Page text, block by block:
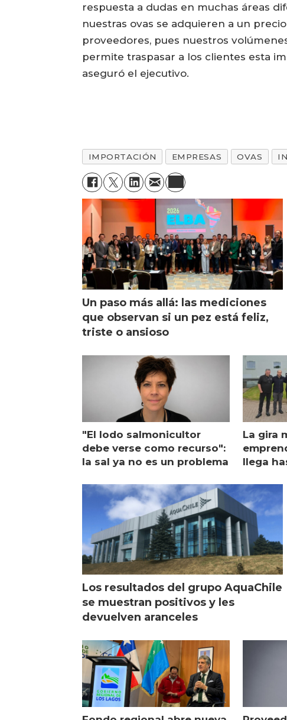
respuesta a dudas en muchas áreas
nuestras ovas se adquieren a un
proveedores, pues nuestros
permite traspasar a los clientes esta
aseguró el ejecutivo.
IMPORTACIÓN EMPRESAS OVAS
Un paso más allá: las mediciones
que observan si un pez está feliz,
triste o ansioso
"El lodo salmonicultor
debe verse como recurso":
la sal ya no es un problema
La gira
llega
Escocia
Los resultados del grupo AquaChile
se muestran positivos y les
devuelven aranceles